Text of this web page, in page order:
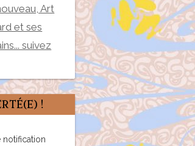
Art
et ses
suivez
!
notification